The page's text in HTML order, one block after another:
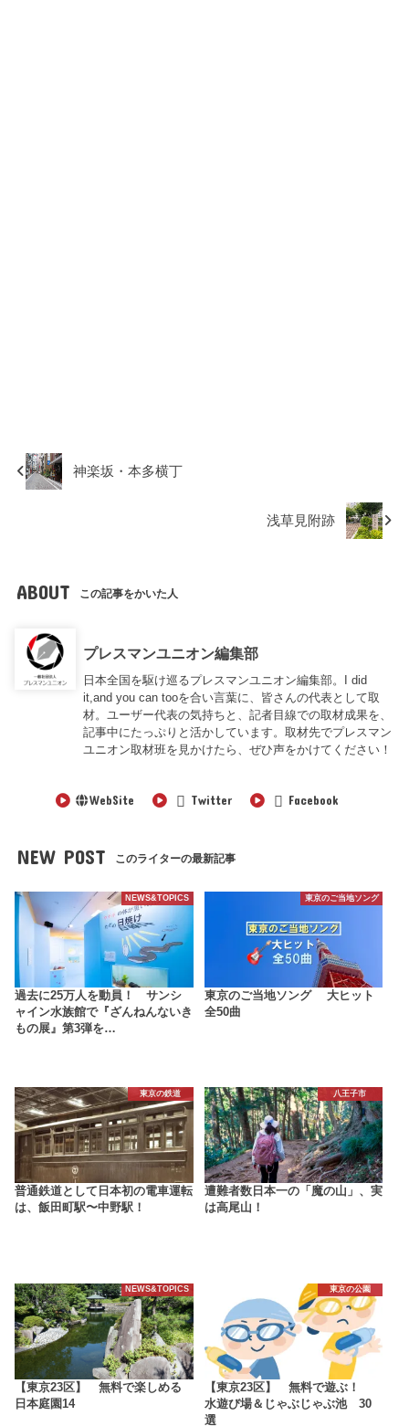
神楽坂・本多横丁
浅草見附跡
ABOUT この記事をかいた人
プレスマンユニオン編集部
日本全国を駆け巡るプレスマンユニオン編集部。I did
it,and you can tooを合い言葉に、皆さんの代表として取
材。ユーザー代表の気持ちと、記者目線での取材成果を、
記事中にたっぷりと活かしています。取材先でプレスマン
ユニオン取材班を見かけたら、ぜひ声をかけてください！
WebSite Twitter Facebook
NEW POST このライターの最新記事
NEWS&TOPICS
過去に25万人を動員！ サンシ
ャイン水族館で『ざんねんないき
もの展』第3弾を…
東京のご当地ソング
東京のご当地ソング 大ヒット
全50曲
東京の鉄道
普通鉄道として日本初の電車運転
は、飯田町駅〜中野駅！
八王子市
遭難者数日本一の「魔の山」、実
は高尾山！
NEWS&TOPICS
【東京23区】 無料で楽しめる
日本庭園14
東京の公園
【東京23区】 無料で遊ぶ！
水遊び場＆じゃぶじゃぶ池 30
選